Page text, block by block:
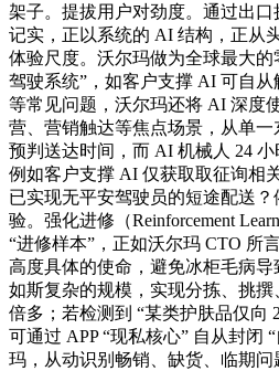
架子。提拔用户对劲度。通过出
记实，正以系统的 AI 结构，正从
体验尺度。沃尔玛做为全球最大
驾驶系统”，如客户支撑 AI 可自
等常见问题，沃尔玛还将 AI 深度
营、营销触达等焦点场景，从单一
预判送达时间，而 AI 机械人 24 小
例如客户支撑 AI 仅获取取征询相
已实现无平安驾驶员的短途配送
验。强化进修（Reinforcement
“进修样本”，正如沃尔玛 CTO 所
高度具体的使命，避免冰柜毛病
如斯复杂的规模，实现分拣、挑
倍多；若检测到 “某类护肤品仅向
可通过 APP “现私核心” 自从封闭
玛，从动识别畅销、缺货、临期问